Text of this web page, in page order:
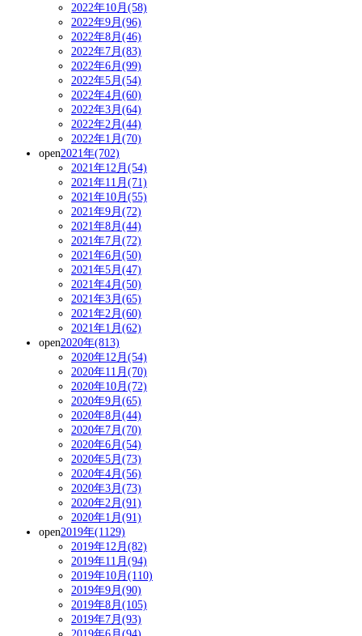
2022年10月(58)
2022年9月(96)
2022年8月(46)
2022年7月(83)
2022年6月(99)
2022年5月(54)
2022年4月(60)
2022年3月(64)
2022年2月(44)
2022年1月(70)
open2021年(702)
2021年12月(54)
2021年11月(71)
2021年10月(55)
2021年9月(72)
2021年8月(44)
2021年7月(72)
2021年6月(50)
2021年5月(47)
2021年4月(50)
2021年3月(65)
2021年2月(60)
2021年1月(62)
open2020年(813)
2020年12月(54)
2020年11月(70)
2020年10月(72)
2020年9月(65)
2020年8月(44)
2020年7月(70)
2020年6月(54)
2020年5月(73)
2020年4月(56)
2020年3月(73)
2020年2月(91)
2020年1月(91)
open2019年(1129)
2019年12月(82)
2019年11月(94)
2019年10月(110)
2019年9月(90)
2019年8月(105)
2019年7月(93)